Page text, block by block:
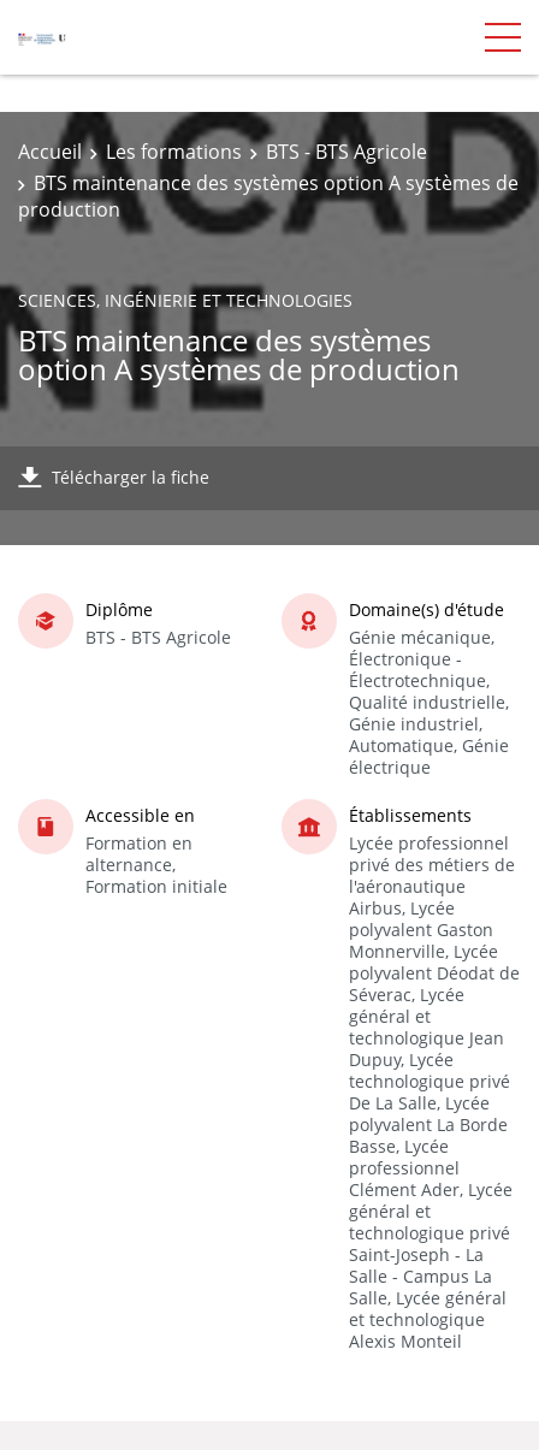
Accueil Les formations
BTS - BTS Agricole
BTS maintenance des systèmes option A systèmes de
production
SCIENCES, INGÉNIERIE ET TECHNOLOGIES
BTS maintenance des systèmes
option A systèmes de production
Télécharger la fiche
Diplôme
BTS - BTS Agricole
Domaine(s) d'étude
Génie mécanique,
Électronique -
Électrotechnique,
Qualité industrielle,
Génie industriel,
Automatique, Génie
électrique
Accessible en
Formation en
alternance,
Formation initiale
Établissements
Lycée professionnel
privé des métiers de
l'aéronautique
Airbus, Lycée
polyvalent Gaston
Monnerville, Lycée
polyvalent Déodat de
Séverac, Lycée
général et
technologique Jean
Dupuy, Lycée
technologique privé
De La Salle, Lycée
polyvalent La Borde
Basse, Lycée
professionnel
Clément Ader, Lycée
général et
technologique privé
Saint-Joseph - La
Salle - Campus La
Salle, Lycée général
et technologique
Alexis Monteil